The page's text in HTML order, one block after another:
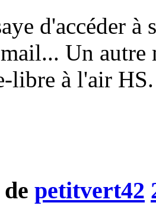
d'accéder
Un autre
libre à l'air HS.
petitvert42